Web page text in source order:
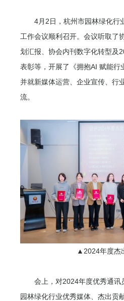
4月2日，杭州市园林绿化行
工作会议顺利召开。会议听取了
划汇报、协会内刊数字化转型及
表彰等，开展了《拥抱AI 赋能行
并就新媒体运营、企业宣传、行
流。
▲2024年度杰
会上，对2024年度优秀通讯
园林绿化行业优秀媒体、杰出贡